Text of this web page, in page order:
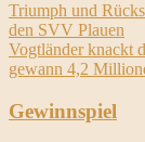
Triumph und
den SVV Plauen
Vogtländer knackt
gewann 4,2
Gewinnspiel